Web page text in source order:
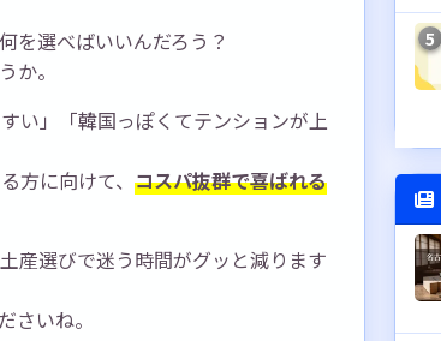
を選べばいいんだろう？
か。
い」「韓国っぽくてテンションが上
方に向けて、 コスパ抜群で喜ばれる
産選びで迷う時間がグッと減ります
さいね。
5